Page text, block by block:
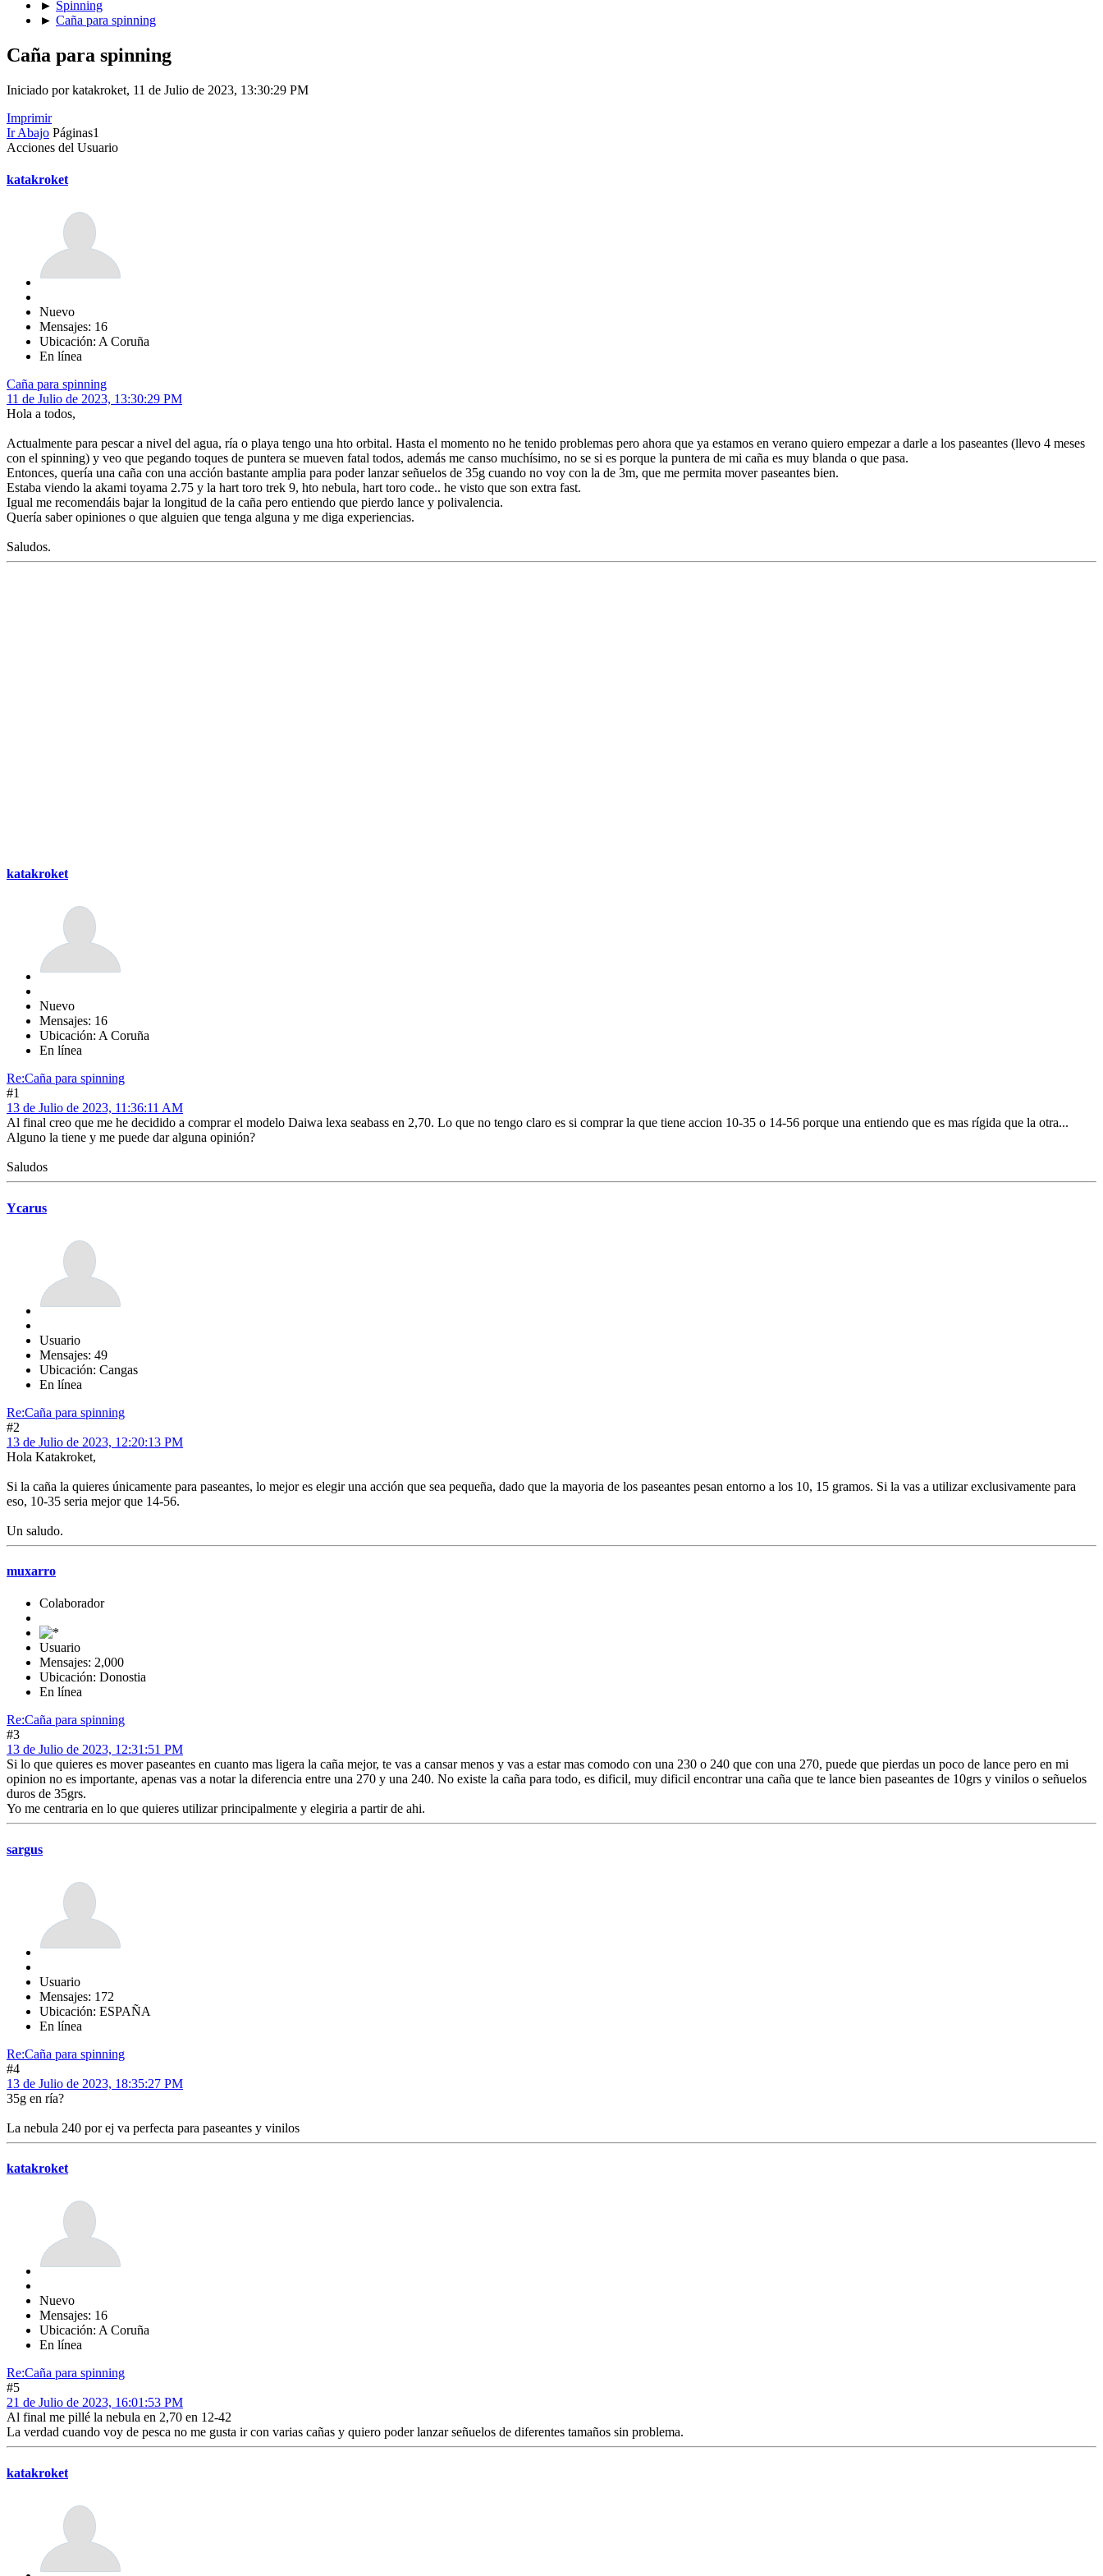
► Spinning
► Caña para spinning
Caña para spinning
Iniciado por katakroket, 11 de Julio de 2023, 13:30:29 PM
Imprimir
Ir Abajo Páginas1
Acciones del Usuario
katakroket
Nuevo
Mensajes: 16
Ubicación: A Coruña
En línea
Caña para spinning
11 de Julio de 2023, 13:30:29 PM
Hola a todos,
Actualmente para pescar a nivel del agua, ría o playa tengo una hto orbital. Hasta el momento no he tenido problemas pero ahora que ya estamos en verano quiero empezar a darle a los paseantes (llevo 4 meses
con el spinning) y veo que pegando toques de puntera se mueven fatal todos, además me canso muchísimo, no se si es porque la puntera de mi caña es muy blanda o que pasa.
Entonces, quería una caña con una acción bastante amplia para poder lanzar señuelos de 35g cuando no voy con la de 3m, que me permita mover paseantes bien.
Estaba viendo la akami toyama 2.75 y la hart toro trek 9, hto nebula, hart toro code.. he visto que son extra fast.
Igual me recomendáis bajar la longitud de la caña pero entiendo que pierdo lance y polivalencia.
Quería saber opiniones o que alguien que tenga alguna y me diga experiencias.
Saludos.
katakroket
Nuevo
Mensajes: 16
Ubicación: A Coruña
En línea
Re:Caña para spinning
#1
13 de Julio de 2023, 11:36:11 AM
Al final creo que me he decidido a comprar el modelo Daiwa lexa seabass en 2,70. Lo que no tengo claro es si comprar la que tiene accion 10-35 o 14-56 porque una entiendo que es mas rígida que la otra...
Alguno la tiene y me puede dar alguna opinión?
Saludos
Ycarus
Usuario
Mensajes: 49
Ubicación: Cangas
En línea
Re:Caña para spinning
#2
13 de Julio de 2023, 12:20:13 PM
Hola Katakroket,
Si la caña la quieres únicamente para paseantes, lo mejor es elegir una acción que sea pequeña, dado que la mayoria de los paseantes pesan entorno a los 10, 15 gramos. Si la vas a utilizar exclusivamente para
eso, 10-35 seria mejor que 14-56.
Un saludo.
muxarro
Colaborador
Usuario
Mensajes: 2,000
Ubicación: Donostia
En línea
Re:Caña para spinning
#3
13 de Julio de 2023, 12:31:51 PM
Si lo que quieres es mover paseantes en cuanto mas ligera la caña mejor, te vas a cansar menos y vas a estar mas comodo con una 230 o 240 que con una 270, puede que pierdas un poco de lance pero en mi
opinion no es importante, apenas vas a notar la diferencia entre una 270 y una 240. No existe la caña para todo, es dificil, muy dificil encontrar una caña que te lance bien paseantes de 10grs y vinilos o señuelos
duros de 35grs.
Yo me centraria en lo que quieres utilizar principalmente y elegiria a partir de ahi.
sargus
Usuario
Mensajes: 172
Ubicación: ESPAÑA
En línea
Re:Caña para spinning
#4
13 de Julio de 2023, 18:35:27 PM
35g en ría?
La nebula 240 por ej va perfecta para paseantes y vinilos
katakroket
Nuevo
Mensajes: 16
Ubicación: A Coruña
En línea
Re:Caña para spinning
#5
21 de Julio de 2023, 16:01:53 PM
Al final me pillé la nebula en 2,70 en 12-42
La verdad cuando voy de pesca no me gusta ir con varias cañas y quiero poder lanzar señuelos de diferentes tamaños sin problema.
katakroket